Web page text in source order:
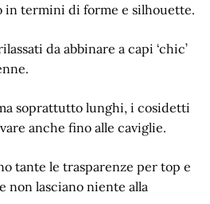
termini di forme e silhouette.
da abbinare a capi ‘chic’
soprattutto lunghi, i cosidetti
anche fino alle caviglie.
tante le trasparenze per top e
lasciano niente alla